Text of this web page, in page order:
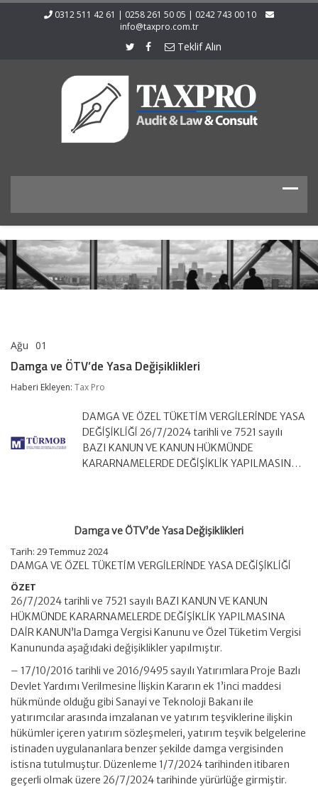
0312 511 42 61 | 0258 261 50 05 | 0242 743 00 10
info@taxpro.com.tr
Teklif Alın
Ağu 01
ve
ÖTV’de
Yasa
Değişiklikleri
Damga ve ÖTV’de Yasa Değişiklikleri
Haberi Ekleyen: Tax Pro
DAMGA VE ÖZEL TÜKETİM VERGİLERİNDE YASA
DEĞİŞİKLİĞİ 26/7/2024 tarihli ve 7521 sayılı
BAZI KANUN VE KANUN HÜKMÜNDE
KARARNAMELERDE DEĞİŞİKLİK YAPILMASIN…
Damga ve ÖTV’de Yasa Değişiklikleri
Tarih: 29 Temmuz 2024
DAMGA VE ÖZEL TÜKETİM VERGİLERİNDE YASA DEĞİŞİKLİĞİ
ÖZET
26/7/2024 tarihli ve 7521 sayılı BAZI KANUN VE KANUN
HÜKMÜNDE KARARNAMELERDE DEĞİŞİKLİK YAPILMASINA
DAİR KANUN’la Damga Vergisi Kanunu ve Özel Tüketim Vergisi
Kanununda aşağıdaki değişiklikler yapılmıştır.
– 17/10/2016 tarihli ve 2016/9495 sayılı Yatırımlara Proje Bazlı
Devlet Yardımı Verilmesine İlişkin Kararın ek 1’inci maddesi
hükmünde olduğu gibi Sanayi ve Teknoloji Bakanı ile
yatırımcılar arasında imzalanan ve yatırım teşviklerine ilişkin
hükümler içeren yatırım sözleşmeleri, yatırım teşvik belgelerine
istinaden uygulananlara benzer şekilde damga vergisinden
istisna tutulmuştur. Düzenleme 1/7/2024 tarihinden itibaren
geçerli olmak üzere 26/7/2024 tarihinde yürürlüğe girmiştir.